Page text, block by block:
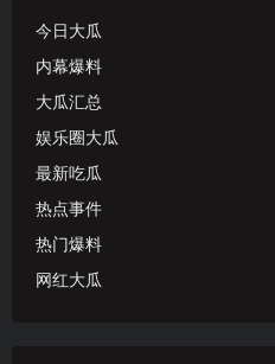
今日大瓜
内幕爆料
大瓜汇总
娱乐圈大瓜
最新吃瓜
热点事件
热门爆料
网红大瓜